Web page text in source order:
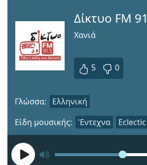
Δίκτυο FM
Χανιά
5 0
Είδη μουσικής: 'Εντεχνα Eclectic
Γλώσσα: Ελληνική